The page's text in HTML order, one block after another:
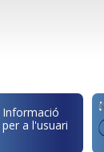
Informació
per a l'usuari